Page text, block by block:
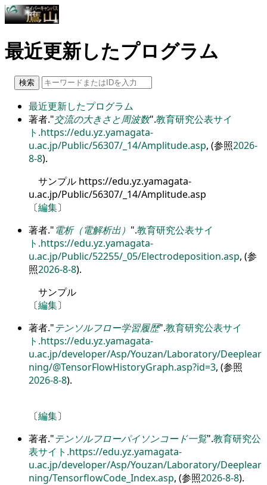
最近更新したプログラム
最近更新したプログラム
著者. 交流の大きさと周波数 .教育研究公表サイ
ト.https://edu.yz.yamagata-
u.ac.jp/Public/56307/_14/Amplitude.asp, (参照2026-
8-8).
サンプル https://edu.yz.yamagata-
u.ac.jp/Public/56307/_14/Amplitude.asp
〔編集〕
著者. 電析（電解析出） .教育研究公表サイ
ト.https://edu.yz.yamagata-
u.ac.jp/Public/52255/_05/Electrodeposition.asp, (参
照2026-8-8).
サンプル
〔編集〕
著者. テンソルフロー学習履歴 .教育研究公表サイ
ト.https://edu.yz.yamagata-
u.ac.jp/developer/Asp/Youzan/Laboratory/Deeplear
ning/@TensorFlowHistoryGraph.asp?id=3, (参照
2026-8-8).
〔編集〕
著者. テンソルフローパイソンコード一覧 .教育研究公
表サイト.https://edu.yz.yamagata-
u.ac.jp/developer/Asp/Youzan/Laboratory/Deeplear
ning/TensorflowCode_Index.asp, (参照2026-8-8).